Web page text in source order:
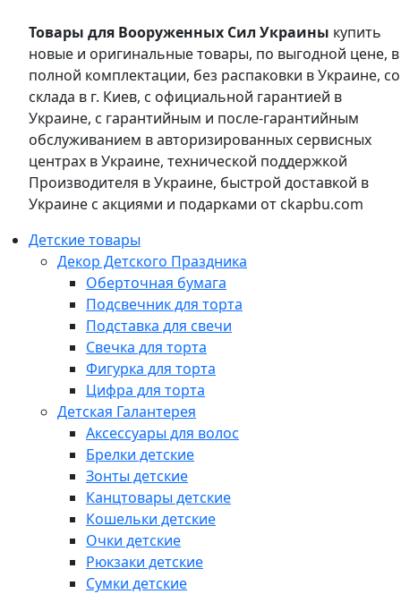
Товары для Вооруженных Сил Украины купить
новые и оригинальные товары, по выгодной цене, в
полной комплектации, без распаковки в Украине, со
склада в г. Киев, с официальной гарантией в
Украине, с гарантийным и после-гарантийным
обслуживанием в авторизированных сервисных
центрах в Украине, технической поддержкой
Производителя в Украине, быстрой доставкой в
Украине с акциями и подарками от ckapbu.com
Детские товары
Декор Детского Праздника
Оберточная бумага
Подсвечник для торта
Подставка для свечи
Свечка для торта
Фигурка для торта
Цифра для торта
Детская Галантерея
Аксессуары для волос
Брелки детские
Зонты детские
Канцтовары детские
Кошельки детские
Очки детские
Рюкзаки детские
Сумки детские